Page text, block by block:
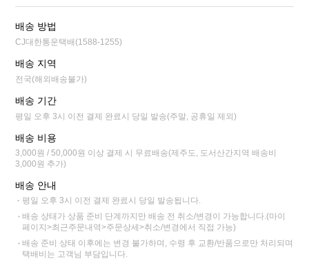
배송 방법
CJ대한통운택배(1588-1255)
배송 지역
전국(해외배송불가)
배송 기간
평일 오후 3시 이전 결제 완료시 당일 발송(주말, 공휴일 제외)
배송 비용
3,000원 / 50,000원 이상 결제 시 무료배송(제주도, 도서산간지역 배송비
3,000원 추가)
배송 안내
평일 오후 3시 이전 결제 완료시 당일 발송됩니다.
배송 상태가 상품 준비 단계까지만 배송 전 취소/변경이 가능합니다.(마이
페이지>최근주문내역>주문상세>취소/변경에서 직접 가능)
배송 준비 상태 이후에는 변경 불가하며, 수령 후 교환/반품으로만 처리되며
택배비는 고객님 부담입니다.